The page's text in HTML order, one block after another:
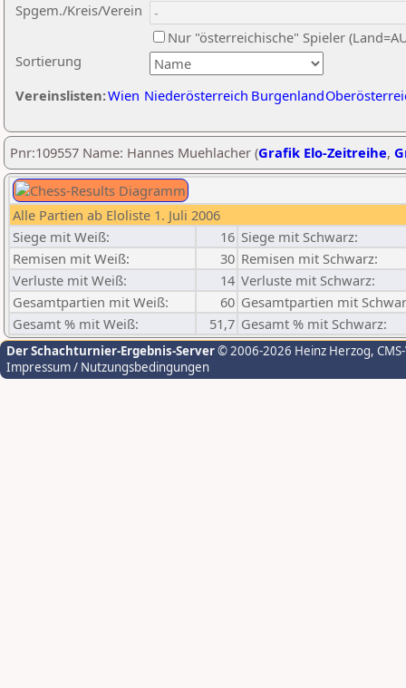
Sortierung
Spgem./Kreis/Verein
Nur "österreichische" Spieler
Vereinslisten:Wien Niederösterreich Burgenland
Pnr:109557 Name: Hannes Muehlacher (Grafik Elo-Zeitreihe,
Alle Partien ab Eloliste 1. Juli 2006
Siege mit Weiß:
16 Siege mit Schwarz:
Remisen mit Weiß:
30 Remisen mit Schwarz:
Verluste mit Weiß:
14 Verluste mit Schwarz:
Gesamtpartien mit Weiß:
60 Gesamtpartien mit
Gesamt % mit Weiß:
51,7 Gesamt % mit Schwarz:
Der Schachturnier-Ergebnis-Server© 2006-2026 Heinz Herzog,
Impressum / Nutzungsbedingungen